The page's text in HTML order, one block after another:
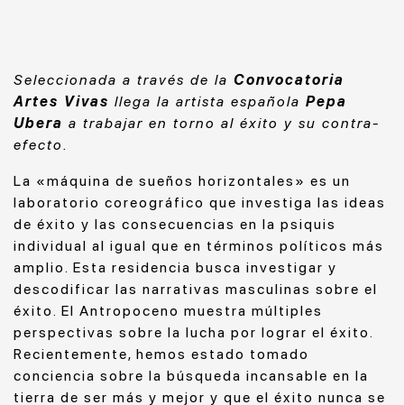
Seleccionada a través de la Convocatoria
Artes Vivas llega la artista española Pepa
Ubera a trabajar en torno al éxito y su contra-
efecto.
La «máquina de sueños horizontales» es un
laboratorio coreográfico que investiga las ideas
de éxito y las consecuencias en la psiquis
individual al igual que en términos políticos más
amplio. Esta residencia busca investigar y
descodificar las narrativas masculinas sobre el
éxito. El Antropoceno muestra múltiples
perspectivas sobre la lucha por lograr el éxito.
Recientemente, hemos estado tomado
conciencia sobre la búsqueda incansable en la
tierra de ser más y mejor y que el éxito nunca se